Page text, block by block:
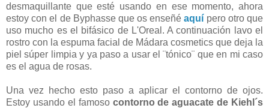
desmaquillante que esté usando en ese momento, ahora
estoy con el de Byphasse que os enseñéaquí pero otro que
uso mucho es el bifásico de L'Oreal. A continuación lavo el
rostro con la espuma facial de Mádara cosmetics que deja la
piel súper limpia y ya paso a usar el ¨tónico¨ que en mi caso
es el agua de rosas.
Una vez hecho esto paso a aplicar el contorno de ojos.
Estoy usando el famoso contorno de aguacate de Kiehl´s